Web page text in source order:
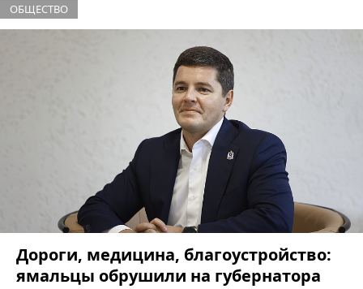
ОБЩЕСТВО
Дороги, медицина, благоустройство:
ямальцы обрушили на губернатора